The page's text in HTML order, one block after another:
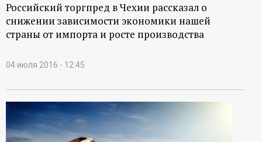
Российский торгпред в Чехии рассказал о
снижении зависимости экономики нашей
страны от импорта и росте производства
04 июля 2016 - 12:45